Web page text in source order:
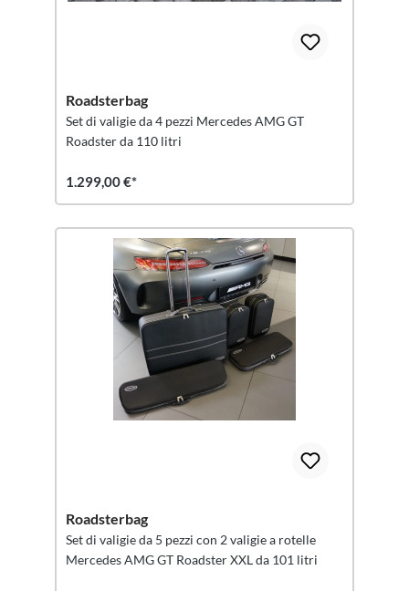
Roadsterbag
Set di valigie da 4 pezzi Mercedes AMG GT
Roadster da 110 litri
1.299,00 €*
Roadsterbag
Set di valigie da 5 pezzi con 2 valigie a rotelle
Mercedes AMG GT Roadster XXL da 101 litri